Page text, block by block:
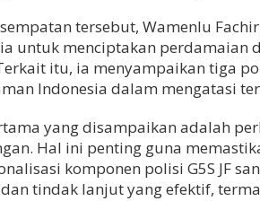
tersebut, Wamenlu
untuk menciptakan perdamaian
Terkait itu, ia menyampaikan tiga
Indonesia dalam mengatasi
yang disampaikan adalah
Hal ini penting guna
komponen polisi G5S JF
tindak lanjut yang efektif,